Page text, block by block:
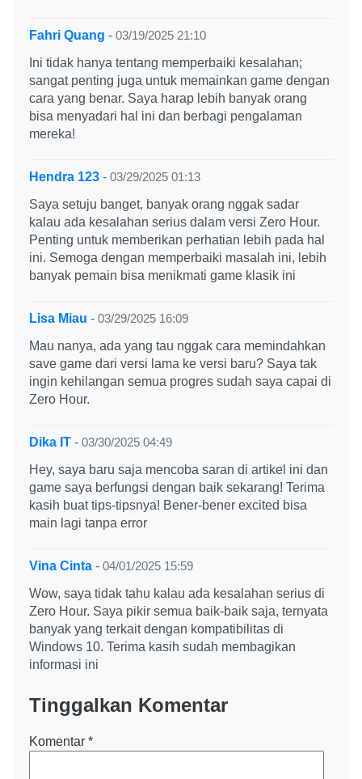
Fahri Quang - 03/19/2025 21:10
Ini tidak hanya tentang memperbaiki kesalahan;
sangat penting juga untuk memainkan game dengan
cara yang benar. Saya harap lebih banyak orang
bisa menyadari hal ini dan berbagi pengalaman
mereka!
Hendra 123 - 03/29/2025 01:13
Saya setuju banget, banyak orang nggak sadar
kalau ada kesalahan serius dalam versi Zero Hour.
Penting untuk memberikan perhatian lebih pada hal
ini. Semoga dengan memperbaiki masalah ini, lebih
banyak pemain bisa menikmati game klasik ini
Lisa Miau - 03/29/2025 16:09
Mau nanya, ada yang tau nggak cara memindahkan
save game dari versi lama ke versi baru? Saya tak
ingin kehilangan semua progres sudah saya capai di
Zero Hour.
Dika IT - 03/30/2025 04:49
Hey, saya baru saja mencoba saran di artikel ini dan
game saya berfungsi dengan baik sekarang! Terima
kasih buat tips-tipsnya! Bener-bener excited bisa
main lagi tanpa error
Vina Cinta - 04/01/2025 15:59
Wow, saya tidak tahu kalau ada kesalahan serius di
Zero Hour. Saya pikir semua baik-baik saja, ternyata
banyak yang terkait dengan kompatibilitas di
Windows 10. Terima kasih sudah membagikan
informasi ini
Tinggalkan Komentar
Komentar *